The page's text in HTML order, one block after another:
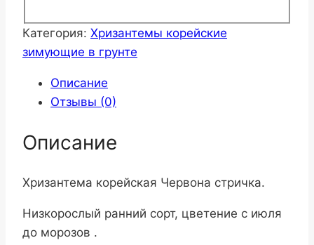
Категория: Хризантемы корейские
зимующие в грунте
Описание
Отзывы (0)
Описание
Хризантема корейская Червона стричка.
Низкорослый ранний сорт, цветение с июля
до морозов .